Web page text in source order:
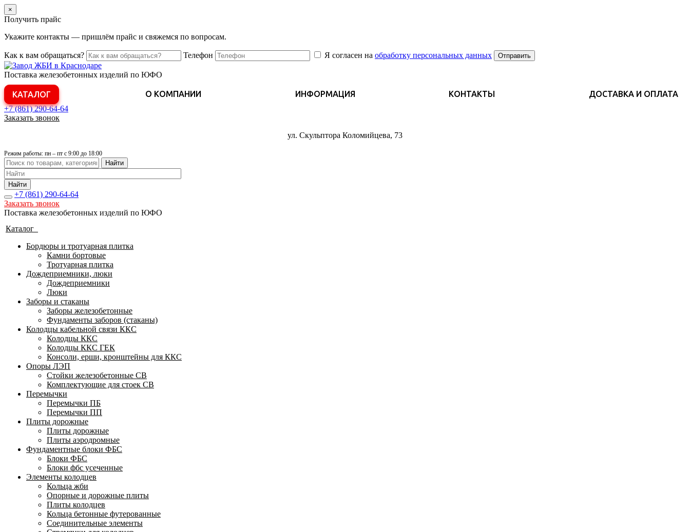
×
Получить прайс
Укажите контакты — пришлём прайс и свяжемся по вопросам.
Как к вам обращаться? Телефон Я согласен на обработку персональных данных Отправить
Поставка железобетонных изделий по ЮФО
КАТАЛОГ О КОМПАНИИ ИНФОРМАЦИЯ КОНТАКТЫ ДОСТАВКА И ОПЛАТА
+7 (861)290-64-64
Заказать звонок
ул. Скульптора Коломийцева, 73
Режим работы: пн – пт с 9:00 до 18:00
Найти
Найти
+7 (861) 290-64-64
Заказать звонок
Поставка железобетонных изделий по ЮФО
Каталог
Бордюры и тротуарная плитка
Камни бортовые
Тротуарная плитка
Дождеприемники, люки
Дождеприемники
Люки
Заборы и стаканы
Заборы железобетонные
Фундаменты заборов (стаканы)
Колодцы кабельной связи ККС
Колодцы ККС
Колодцы ККС ГЕК
Консоли, ерши, кронштейны для ККС
Опоры ЛЭП
Стойки железобетонные СВ
Комплектующие для стоек СВ
Перемычки
Перемычки ПБ
Перемычки ПП
Плиты дорожные
Плиты дорожные
Плиты аэродромные
Фундаментные блоки ФБС
Блоки ФБС
Блоки фбс усеченные
Элементы колодцев
Кольца жби
Опорные и дорожные плиты
Плиты колодцев
Кольца бетонные футерованные
Соединительные элементы